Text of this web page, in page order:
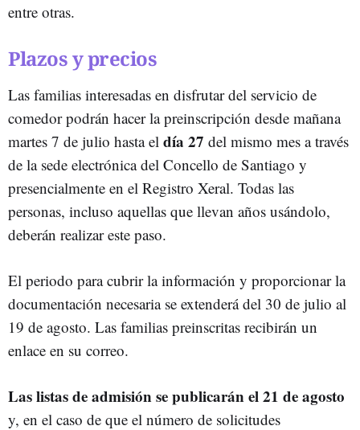
entre otras.
Plazos y precios
Las familias interesadas en disfrutar del servicio de
comedor podrán hacer la preinscripción desde mañana
martes 7 de julio hasta el día 27 del mismo mes a través
de la sede electrónica del Concello de Santiago y
presencialmente en el Registro Xeral. Todas las
personas, incluso aquellas que llevan años usándolo,
deberán realizar este paso.
El periodo para cubrir la información y proporcionar la
documentación necesaria se extenderá del 30 de julio al
19 de agosto. Las familias preinscritas recibirán un
enlace en su correo.
Las listas de admisión se publicarán el 21 de agosto
y, en el caso de que el número de solicitudes